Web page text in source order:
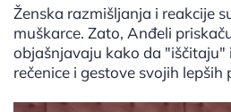
Ženska razmišljanja i reakcije
muškarce. Zato, Anđeli
objašnjavaju kako da "iščitaju"
rečenice i gestove svojih lepših